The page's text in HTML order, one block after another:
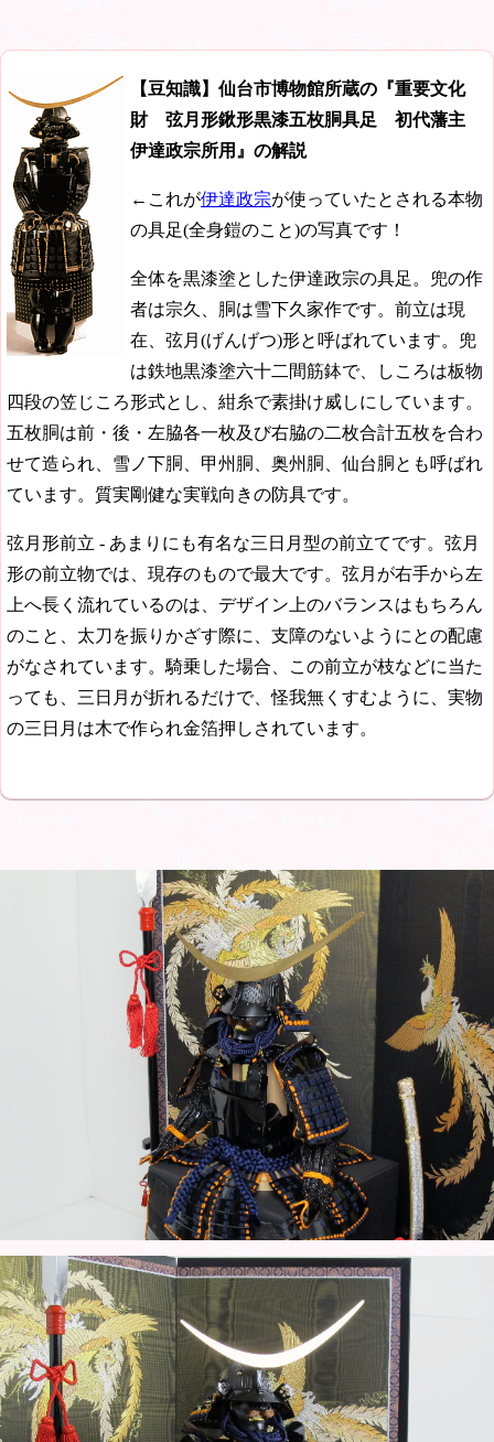
【豆知識】仙台市博物館所蔵の『重要文化
財 弦月形鍬形黒漆五枚胴具足 初代藩主
伊達政宗所用』の解説
←これが伊達政宗が使っていたとされる本物
の具足(全身鎧のこと)の写真です！
全体を黒漆塗とした伊達政宗の具足。兜の作
者は宗久、胴は雪下久家作です。前立は現
在、弦月(げんげつ)形と呼ばれています。兜
は鉄地黒漆塗六十二間筋鉢で、しころは板物
四段の笠じころ形式とし、紺糸で素掛け威しにしています。
五枚胴は前・後・左脇各一枚及び右脇の二枚合計五枚を合わ
せて造られ、雪ノ下胴、甲州胴、奥州胴、仙台胴とも呼ばれ
ています。質実剛健な実戦向きの防具です。
弦月形前立 - あまりにも有名な三日月型の前立てです。弦月
形の前立物では、現存のもので最大です。弦月が右手から左
上へ長く流れているのは、デザイン上のバランスはもちろん
のこと、太刀を振りかざす際に、支障のないようにとの配慮
がなされています。騎乗した場合、この前立が枝などに当た
っても、三日月が折れるだけで、怪我無くすむように、実物
の三日月は木で作られ金箔押しされています。